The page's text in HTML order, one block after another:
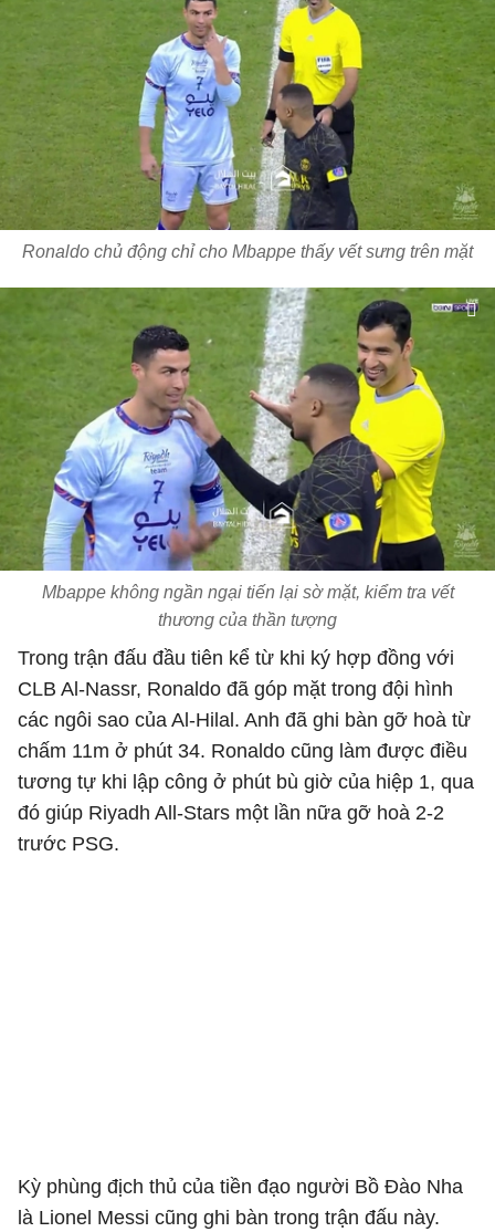
Ronaldo chủ động chỉ cho Mbappe thấy vết sưng trên mặt
Mbappe không ngần ngại tiến lại sờ mặt, kiểm tra vết
thương của thần tượng
Trong trận đấu đầu tiên kể từ khi ký hợp đồng với
CLB Al-Nassr, Ronaldo đã góp mặt trong đội hình
các ngôi sao của Al-Hilal. Anh đã ghi bàn gỡ hoà từ
chấm 11m ở phút 34. Ronaldo cũng làm được điều
tương tự khi lập công ở phút bù giờ của hiệp 1, qua
đó giúp Riyadh All-Stars một lần nữa gỡ hoà 2-2
trước PSG.
Kỳ phùng địch thủ của tiền đạo người Bồ Đào Nha
là Lionel Messi cũng ghi bàn trong trận đấu này.